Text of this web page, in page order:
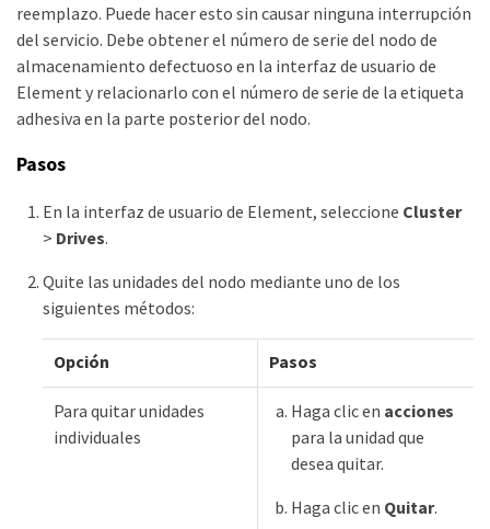
reemplazo. Puede hacer esto sin causar ninguna interrupción
del servicio. Debe obtener el número de serie del nodo de
almacenamiento defectuoso en la interfaz de usuario de
Element y relacionarlo con el número de serie de la etiqueta
adhesiva en la parte posterior del nodo.
Pasos
En la interfaz de usuario de Element, seleccione Cluster
> Drives.
Quite las unidades del nodo mediante uno de los
siguientes métodos:
Opción Pasos
Para quitar unidades
individuales
Haga clic en acciones
para la unidad que
desea quitar.
Haga clic en Quitar.